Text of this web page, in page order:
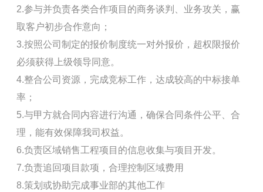
2.参与并负责各类合作项目的商务谈判、业务攻关，赢
取客户初步合作意向；
3.按照公司制定的报价制度统一对外报价，超权限报价
必须获得上级领导同意。
4.整合公司资源，完成竞标工作，达成较高的中标接单
率；
5.与甲方就合同内容进行沟通，确保合同条件公平、合
理，能有效保障我司权益。
6.负责区域销售工程项目的信息收集与项目开发。
7.负责追回项目款项，合理控制区域费用
8.策划或协助完成事业部的其他工作